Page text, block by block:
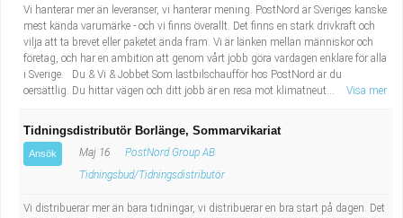
Vi hanterar mer än leveranser, vi hanterar mening. PostNord är Sveriges kanske
mest kända varumärke - och vi finns överallt. Det finns en stark drivkraft och
vilja att ta brevet eller paketet ända fram. Vi är länken mellan människor och
företag, och har en ambition att genom vårt jobb göra vardagen enklare för alla
i Sverige. Du & Vi & Jobbet Som lastbilschaufför hos PostNord är du
oersättlig. Du hittar vägen och ditt jobb är en resa mot klimatneut...
Visa mer
Tidningsdistributör Borlänge, Sommarvikariat
Ansök Maj 16
PostNord Group AB
Tidningsbud/Tidningsdistributör
Vi distribuerar mer än bara tidningar, vi distribuerar en bra start på dagen. Det